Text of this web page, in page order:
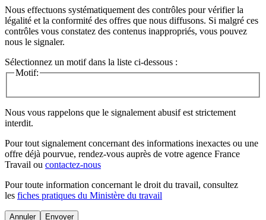
Nous effectuons systématiquement des contrôles pour vérifier la
légalité et la conformité des offres que nous diffusons. Si malgré ces
contrôles vous constatez des contenus inappropriés, vous pouvez
nous le signaler.
Sélectionnez un motif dans la liste ci-dessous :
Motif:
Nous vous rappelons que le signalement abusif est strictement
interdit.
Pour tout signalement concernant des informations inexactes ou une
offre déjà pourvue, rendez-vous auprès de votre agence France
Travail ou contactez-nous
Pour toute information concernant le droit du travail, consultez
les fiches pratiques du Ministère du travail
Annuler